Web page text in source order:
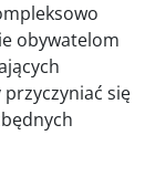
obywatelom
się